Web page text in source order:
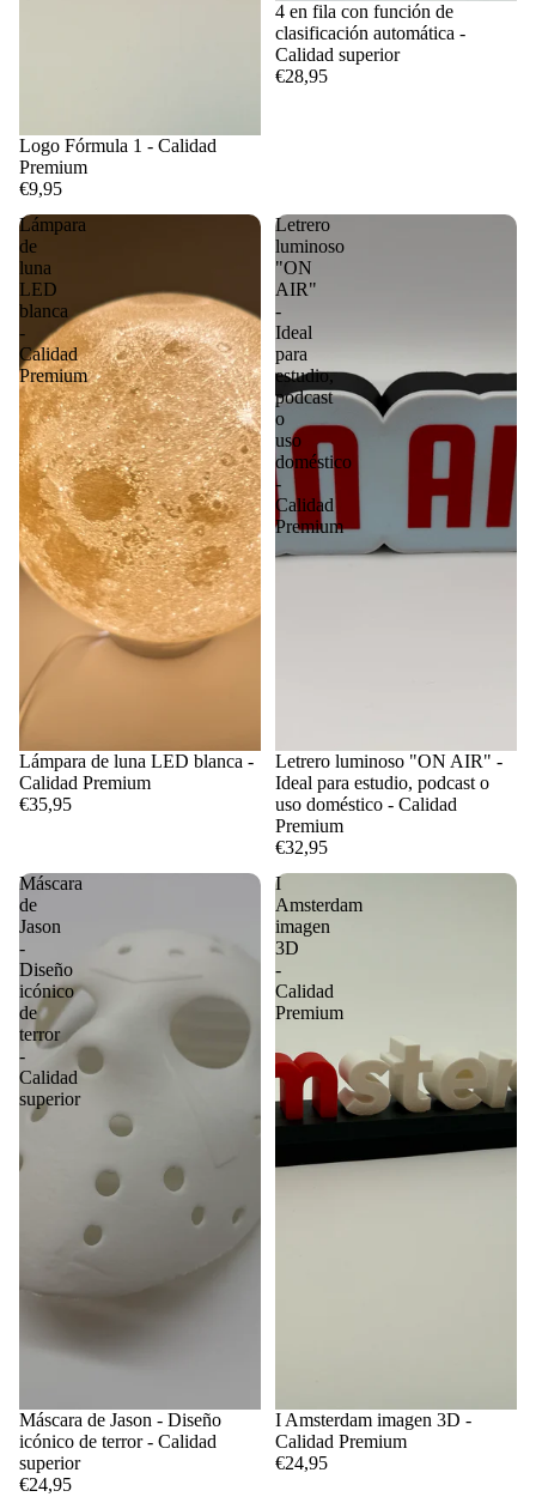
Logo Fórmula 1 - Calidad
Premium
€9,95
4 en fila con función de
clasificación automática -
Calidad superior
€28,95
Lámpara
de
luna
LED
blanca
-
Calidad
Premium
Lámpara de luna LED blanca -
Calidad Premium
€35,95
Letrero
luminoso
"ON
AIR"
-
Ideal
para
estudio,
podcast
o
uso
doméstico
-
Calidad
Premium
Letrero luminoso "ON AIR" -
Ideal para estudio, podcast o
uso doméstico - Calidad
Premium
€32,95
Máscara
de
Jason
-
Diseño
icónico
de
terror
-
Calidad
superior
Máscara de Jason - Diseño
icónico de terror - Calidad
superior
€24,95
I
Amsterdam
imagen
3D
-
Calidad
Premium
I Amsterdam imagen 3D -
Calidad Premium
€24,95